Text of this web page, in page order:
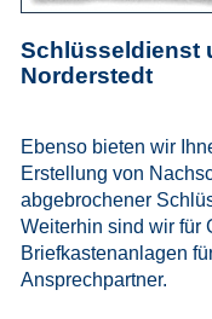
Schlüsseldienst
Norderstedt
Ebenso bieten wir
Erstellung von
abgebrochener
Weiterhin sind wir für
Briefkastenanlagen
Ansprechpartner.